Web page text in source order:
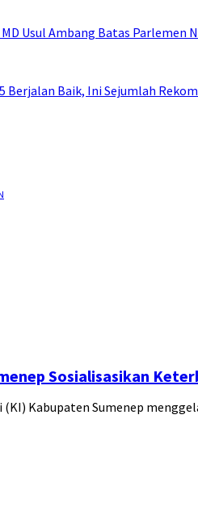
Usul Ambang Batas Parlemen
Berjalan Baik, Ini Sejumlah
Sosialisasikan
Kabupaten Sumenep